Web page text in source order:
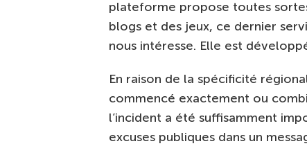
plateforme propose toutes
blogs et des jeux, ce dernier
nous intéresse. Elle est
En raison de la spécificité
commencé exactement ou
l’incident a été suffisamment
excuses publiques dans un